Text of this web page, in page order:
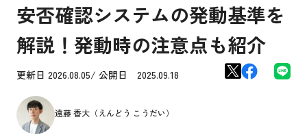
安否確認システムの発動基準を
解説！発動時の注意点も紹介
更新日 2026.08.05/ 公開日 2025.09.18
遠藤 香大（えんどう こうだい）